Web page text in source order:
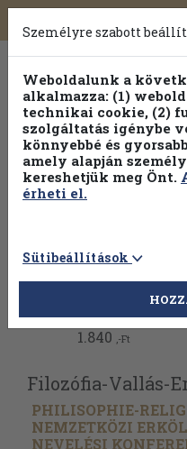
Toggle
navigation
Vissza az előző oldalra
1.840 ,-Ft
Filozófia-Vallás-
PHILISOPHIE-
NEMZETKÖZI
NEVELÉSI
Személyre szabott
Weboldalunk a
alkalmazza: (1)
technikai cookie, (2)
szolgáltatás igénybe
könnyebbé és
amely alapján
kereshetjük meg Önt.
érheti el.
Sütibeállítások